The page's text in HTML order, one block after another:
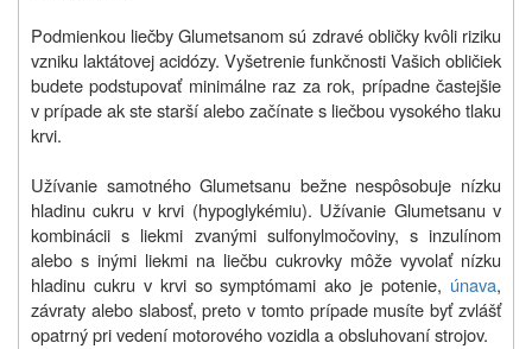
Podmienkou liečby Glumetsanom sú zdravé obličky kvôli riziku
vzniku laktátovej acidózy. Vyšetrenie funkčnosti Vašich obličiek
budete podstupovať minimálne raz za rok, prípadne častejšie
v prípade ak ste starší alebo začínate s liečbou vysokého tlaku
krvi.
Užívanie samotného Glumetsanu bežne nespôsobuje nízku
hladinu cukru v krvi (hypoglykémiu). Užívanie Glumetsanu v
kombinácii s liekmi zvanými sulfonylmočoviny, s inzulínom
alebo s inými liekmi na liečbu cukrovky môže vyvolať nízku
hladinu cukru v krvi so symptómami ako je potenie, únava,
závraty alebo slabosť, preto v tomto prípade musíte byť zvlášť
opatrný pri vedení motorového vozidla a obsluhovaní strojov.